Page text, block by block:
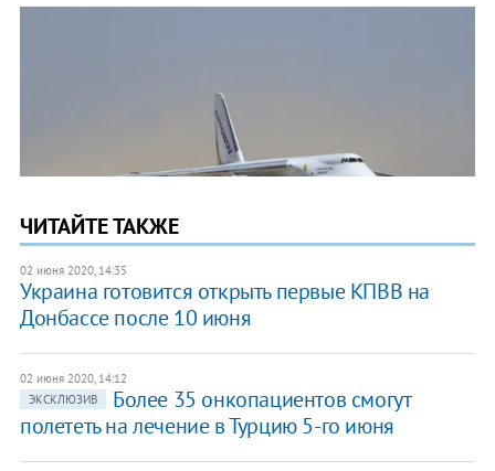
ЧИТАЙТЕ ТАКЖЕ
02 июня 2020, 14:35
Украина готовится открыть первые КПВВ на
Донбассе после 10 июня
02 июня 2020, 14:12
ЭКСКЛЮЗИВ
Более 35 онкопациентов смогут
полететь на лечение в Турцию 5-го июня